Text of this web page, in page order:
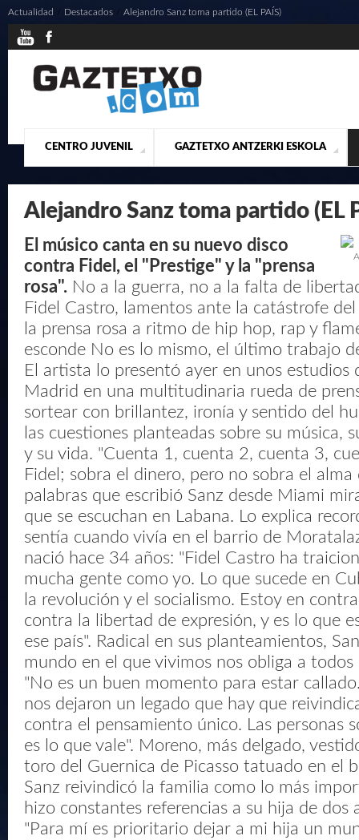
CENTRO JUVENIL
¿QUIENES SOMOS? ACTUALIDAD CONTACTO
GAZTETXO ANTZERKI ESKOLA
PRESENTACIÓN MUSICALES
Actualidad Destacados Alejandro Sanz toma partido (EL PAÍS)
Alejandro Sanz toma partido (EL
El músico canta en su nuevo disco
contra Fidel, el "Prestige" y la "prensa
rosa". No a la guerra, no a la falta de
Fidel Castro, lamentos ante la catástrofe
la prensa rosa a ritmo de hip hop, rap y
esconde No es lo mismo, el último trabajo
El artista lo presentó ayer en unos estudios
Madrid en una multitudinaria rueda de
sortear con brillantez, ironía y sentido del
las cuestiones planteadas sobre su música,
y su vida. "Cuenta 1, cuenta 2, cuenta 3,
Fidel; sobra el dinero, pero no sobra el alma
palabras que escribió Sanz desde Miami
que se escuchan en Labana. Lo explica
sentía cuando vivía en el barrio de
nació hace 34 años: "Fidel Castro ha
mucha gente como yo. Lo que sucede en
la revolución y el socialismo. Estoy en
contra la libertad de expresión, y es lo que
ese país". Radical en sus planteamientos,
mundo en el que vivimos nos obliga a todos
"No es un buen momento para estar
nos dejaron un legado que hay que
contra el pensamiento único. Las personas
es lo que vale". Moreno, más delgado,
toro del Guernica de Picasso tatuado en el
Sanz reivindicó la familia como lo más
hizo constantes referencias a su hija de dos
"Para mí es prioritario dejar a mi hija un